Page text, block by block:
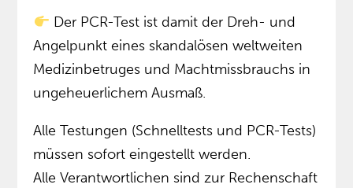
Der PCR-Test ist damit der Dreh- und
Angelpunkt eines skandalösen weltweiten
Medizinbetruges und Machtmissbrauchs in
ungeheuerlichem Ausmaß.
Alle Testungen (Schnelltests und PCR-Tests)
müssen sofort eingestellt werden.
Alle Verantwortlichen sind zur Rechenschaft